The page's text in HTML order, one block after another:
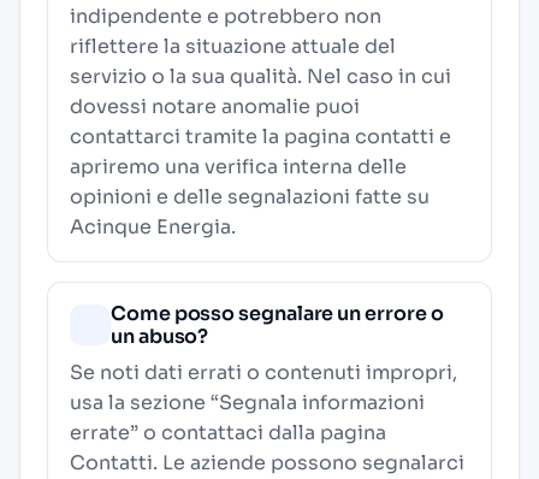
indipendente e potrebbero non
riflettere la situazione attuale del
servizio o la sua qualità. Nel caso in cui
dovessi notare anomalie puoi
contattarci tramite la pagina contatti e
apriremo una verifica interna delle
opinioni e delle segnalazioni fatte su
Acinque Energia.
Come posso segnalare un errore o
un abuso?
Se noti dati errati o contenuti impropri,
usa la sezione “Segnala informazioni
errate” o contattaci dalla pagina
Contatti. Le aziende possono segnalarci